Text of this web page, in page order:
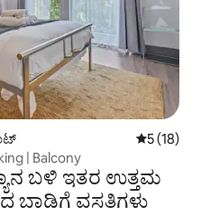
5 ರಲ್ಲಿ 5
5 (18)
| Balcony
ಬಳಿ ಇತರ ಉತ್ತಮ
ಬಾಡಿಗೆ ವಸತಿಗಳು